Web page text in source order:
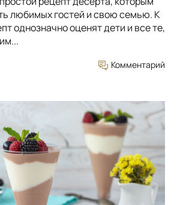
любимых гостей и свою семью. К
однозначно оценят дети и все те,
Комментарий